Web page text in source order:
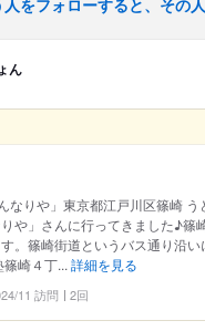
ん
なりや」東京都江戸川区篠崎
や」さんに行ってきました♪篠
。篠崎街道というバス通り沿
崎４丁... 詳細を見る
11 訪問 2回